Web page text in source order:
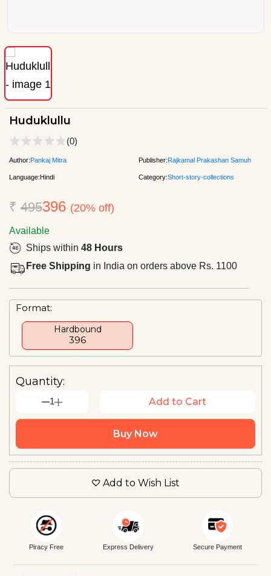
Huduklullu
(0)
Author:Pankaj Mitra Publisher:Rajkamal Prakashan Samuh
Language:Hindi Category:Short-story-collections
₹ 495396 (20% off)
Available
Ships within 48 Hours
Free Shipping in India on orders above Rs. 1100
Format:
Hardbound
₹396
Quantity:
1 Add to Cart
Buy Now
Add to Wish List
Piracy Free Express Delivery Secure Payment